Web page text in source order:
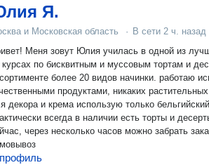
Я.
и Московская область · В сети 2 ч. назад
Меня зовут Юлия училась в одной из
курсах по бисквитным и муссовым тортам и
более 20 видов начинки. работаю исключительно с
продуктами, никаких растительных
декора и крема использую только
всегда в наличии есть торты и
часов можно забрать заказ. Доставка и